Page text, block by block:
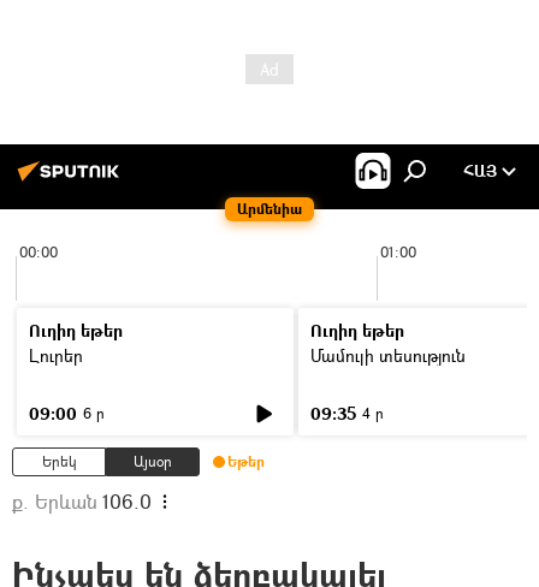
Արմենիա
ՀԱՅ
00:00 01:00
Ուղիղ եթեր
Լուրեր
09:00 6 ր
Ուղիղ եթեր
Մամուլի տեսություն
09:35 4 ր
Երեկ Այսօր Եթեր
ք. Երևան 106.0
Ինչպես են ձերբակալել